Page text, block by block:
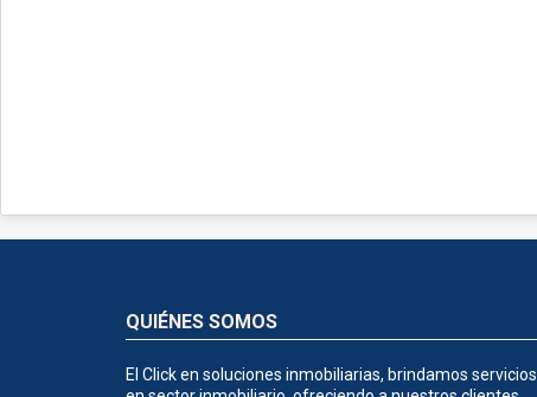
QUIÉNES SOMOS
El Click en soluciones inmobiliarias, brindamos servicios